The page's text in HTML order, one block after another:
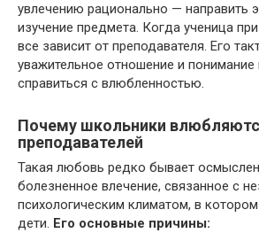
увлечению рационально — направить
изучение предмета. Когда ученица
все зависит от преподавателя. Его
уважительное отношение и
справиться с влюбленностью.
Почему школьники
преподавателей
Такая любовь редко бывает
болезненное влечение, связанное с
психологическим климатом, в
дети. Его основные причины: